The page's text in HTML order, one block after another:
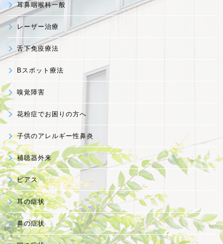
耳鼻咽喉科一般
レーザー治療
舌下免疫療法
Bスポット療法
嗅覚障害
花粉症でお困りの方へ
子供のアレルギー性鼻炎
補聴器外来
ピアス
耳の症状
鼻の症状